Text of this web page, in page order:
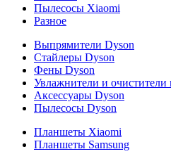
Пылесосы Xiaomi
Разное
Выпрямители Dyson
Стайлеры Dyson
Фены Dyson
Увлажнители и очистители
Аксессуары Dyson
Пылесосы Dyson
Планшеты Xiaomi
Планшеты Samsung